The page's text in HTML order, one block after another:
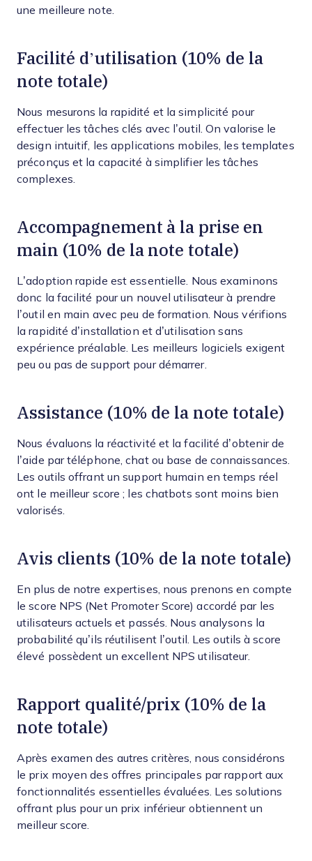
une meilleure note.
Facilité d’utilisation (10% de la
note totale)
Nous mesurons la rapidité et la simplicité pour
effectuer les tâches clés avec l’outil. On valorise le
design intuitif, les applications mobiles, les templates
préconçus et la capacité à simplifier les tâches
complexes.
Accompagnement à la prise en
main (10% de la note totale)
L’adoption rapide est essentielle. Nous examinons
donc la facilité pour un nouvel utilisateur à prendre
l’outil en main avec peu de formation. Nous vérifions
la rapidité d’installation et d’utilisation sans
expérience préalable. Les meilleurs logiciels exigent
peu ou pas de support pour démarrer.
Assistance (10% de la note totale)
Nous évaluons la réactivité et la facilité d’obtenir de
l’aide par téléphone, chat ou base de connaissances.
Les outils offrant un support humain en temps réel
ont le meilleur score ; les chatbots sont moins bien
valorisés.
Avis clients (10% de la note totale)
En plus de notre expertises, nous prenons en compte
le score NPS (Net Promoter Score) accordé par les
utilisateurs actuels et passés. Nous analysons la
probabilité qu’ils réutilisent l’outil. Les outils à score
élevé possèdent un excellent NPS utilisateur.
Rapport qualité/prix (10% de la
note totale)
Après examen des autres critères, nous considérons
le prix moyen des offres principales par rapport aux
fonctionnalités essentielles évaluées. Les solutions
offrant plus pour un prix inférieur obtiennent un
meilleur score.